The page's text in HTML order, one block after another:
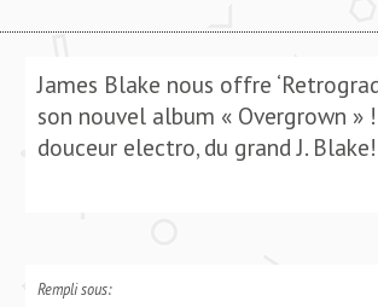
James Blake nous offre
son nouvel album « Overgrown »
douceur electro, du grand J. Blake!
Rempli sous: